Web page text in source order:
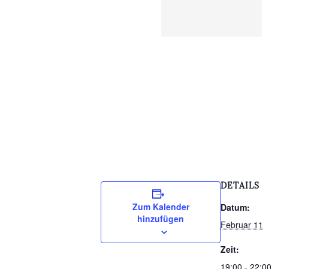
Zum Kalender
hinzufügen
DETAILS
Datum:
Februar 11
Zeit: